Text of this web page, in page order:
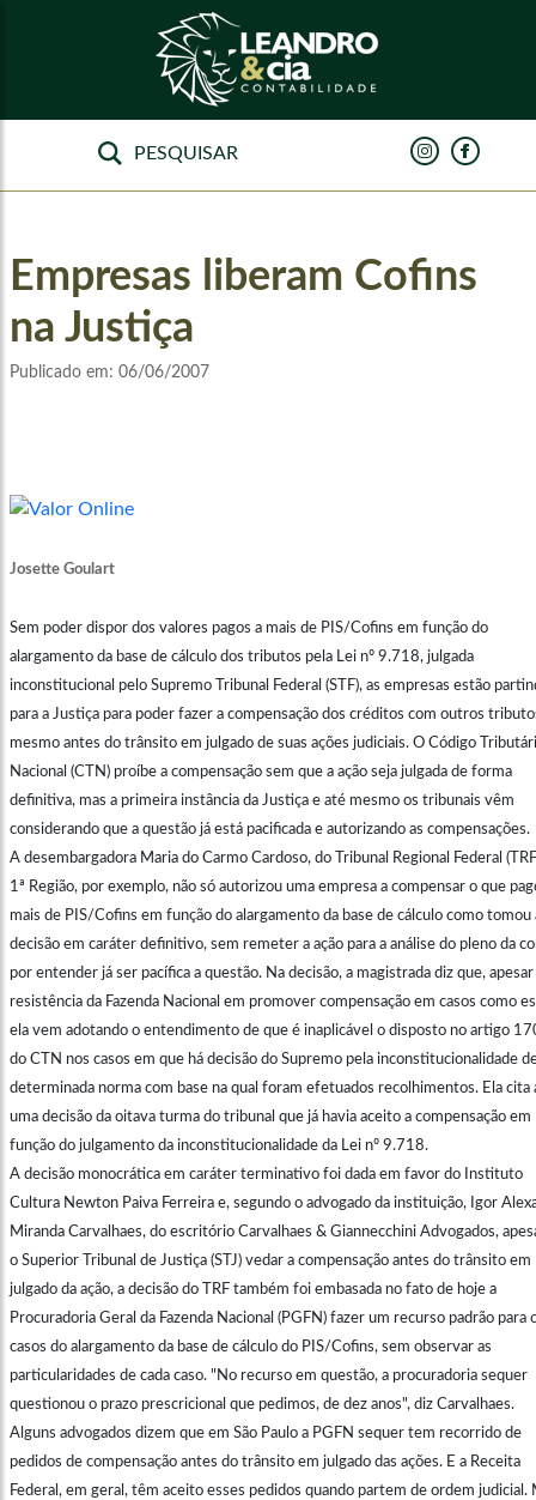
Empresas liberam Cofins
na Justiça
Publicado em: 06/06/2007
Josette Goulart
Sem poder dispor dos valores pagos a mais de PIS/Cofins em função do
alargamento da base de cálculo dos tributos pela Lei nº 9.718, julgada
inconstitucional pelo Supremo Tribunal Federal (STF), as empresas estão
para a Justiça para poder fazer a compensação dos créditos com outros
mesmo antes do trânsito em julgado de suas ações judiciais. O Código
Nacional (CTN) proíbe a compensação sem que a ação seja julgada de forma
definitiva, mas a primeira instância da Justiça e até mesmo os tribunais vêm
considerando que a questão já está pacificada e autorizando as compensações.
A desembargadora Maria do Carmo Cardoso, do Tribunal Regional Federal
1ª Região, por exemplo, não só autorizou uma empresa a compensar o que
mais de PIS/Cofins em função do alargamento da base de cálculo como tomou
decisão em caráter definitivo, sem remeter a ação para a análise do pleno da
por entender já ser pacífica a questão. Na decisão, a magistrada diz que, apesar
resistência da Fazenda Nacional em promover compensação em casos como
ela vem adotando o entendimento de que é inaplicável o disposto no artigo
do CTN nos casos em que há decisão do Supremo pela inconstitucionalidade
determinada norma com base na qual foram efetuados recolhimentos. Ela cita
uma decisão da oitava turma do tribunal que já havia aceito a compensação em
função do julgamento da inconstitucionalidade da Lei nº 9.718.
A decisão monocrática em caráter terminativo foi dada em favor do Instituto
Cultura Newton Paiva Ferreira e, segundo o advogado da instituição, Igor
Miranda Carvalhaes, do escritório Carvalhaes & Giannecchini Advogados,
o Superior Tribunal de Justiça (STJ) vedar a compensação antes do trânsito em
julgado da ação, a decisão do TRF também foi embasada no fato de hoje a
Procuradoria Geral da Fazenda Nacional (PGFN) fazer um recurso padrão para
casos do alargamento da base de cálculo do PIS/Cofins, sem observar as
particularidades de cada caso. "No recurso em questão, a procuradoria sequer
questionou o prazo prescricional que pedimos, de dez anos", diz Carvalhaes.
Alguns advogados dizem que em São Paulo a PGFN sequer tem recorrido de
pedidos de compensação antes do trânsito em julgado das ações. E a Receita
Federal, em geral, têm aceito esses pedidos quando partem de ordem judicial.